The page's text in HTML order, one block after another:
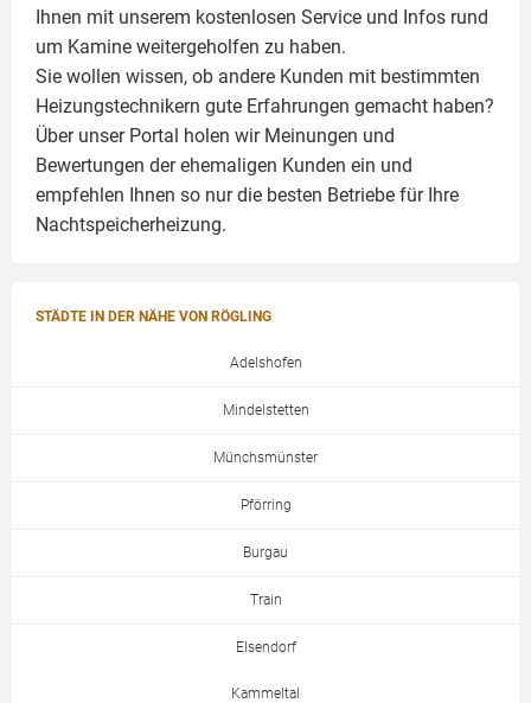
Ihnen mit unserem kostenlosen Service und Infos rund
um Kamine weitergeholfen zu haben.
Sie wollen wissen, ob andere Kunden mit bestimmten
Heizungstechnikern gute Erfahrungen gemacht haben?
Über unser Portal holen wir Meinungen und
Bewertungen der ehemaligen Kunden ein und
empfehlen Ihnen so nur die besten Betriebe für Ihre
Nachtspeicherheizung.
STÄDTE IN DER NÄHE VON RÖGLING
Adelshofen
Mindelstetten
Münchsmünster
Pförring
Burgau
Train
Elsendorf
Kammeltal